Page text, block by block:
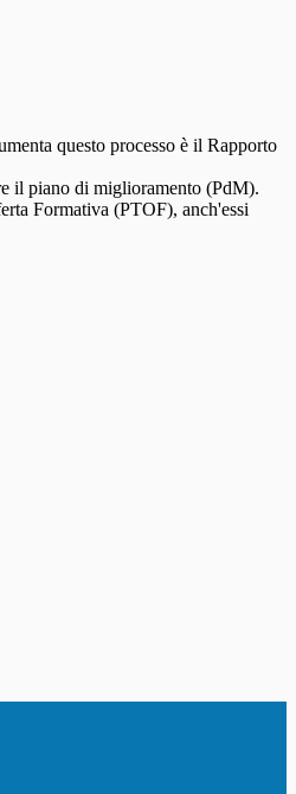
questo processo è il Rapporto
il piano di miglioramento (PdM).
Formativa (PTOF), anch'essi